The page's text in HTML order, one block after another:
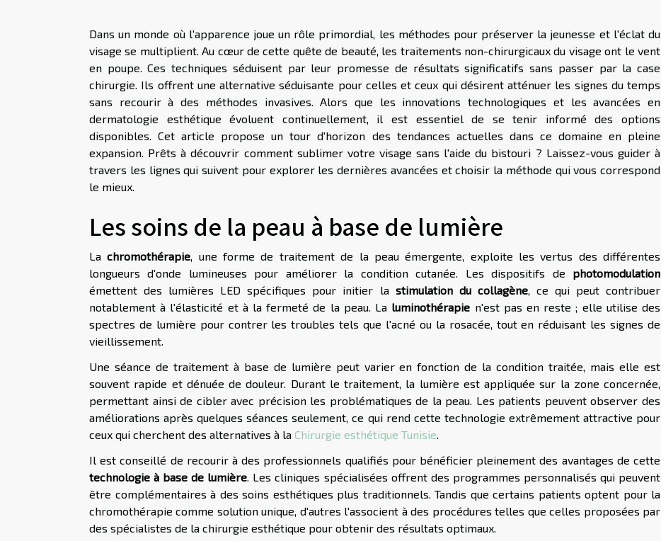
Dans un monde où l'apparence joue un rôle primordial, les méthodes pour préserver la jeunesse et l'éclat du
visage se multiplient. Au cœur de cette quête de beauté, les traitements non-chirurgicaux du visage ont le vent
en poupe. Ces techniques séduisent par leur promesse de résultats significatifs sans passer par la case
chirurgie. Ils offrent une alternative séduisante pour celles et ceux qui désirent atténuer les signes du temps
sans recourir à des méthodes invasives. Alors que les innovations technologiques et les avancées en
dermatologie esthétique évoluent continuellement, il est essentiel de se tenir informé des options
disponibles. Cet article propose un tour d'horizon des tendances actuelles dans ce domaine en pleine
expansion. Prêts à découvrir comment sublimer votre visage sans l'aide du bistouri ? Laissez-vous guider à
travers les lignes qui suivent pour explorer les dernières avancées et choisir la méthode qui vous correspond
le mieux.
Les soins de la peau à base de lumière
Lachromothérapie , une forme de traitement de la peau émergente, exploite les vertus des différentes
longueurs d'onde lumineuses pour améliorer la condition cutanée. Les dispositifs de photomodulation
émettent des lumières LED spécifiques pour initier la stimulation du collagène, ce qui peut contribuer
notablement à l'élasticité et à la fermeté de la peau. La luminothérapie n'est pas en reste ; elle utilise des
spectres de lumière pour contrer les troubles tels que l'acné ou la rosacée, tout en réduisant les signes de
vieillissement.
Une séance de traitement à base de lumière peut varier en fonction de la condition traitée, mais elle est
souvent rapide et dénuée de douleur. Durant le traitement, la lumière est appliquée sur la zone concernée,
permettant ainsi de cibler avec précision les problématiques de la peau. Les patients peuvent observer des
améliorations après quelques séances seulement, ce qui rend cette technologie extrêmement attractive pour
ceux qui cherchent des alternatives à la Chirurgie esthétique Tunisie
Il est conseillé de recourir à des professionnels qualifiés pour bénéficier pleinement des avantages de cette
technologie à base de lumière . Les cliniques spécialisées offrent des programmes personnalisés qui peuvent
être complémentaires à des soins esthétiques plus traditionnels. Tandis que certains patients optent pour la
chromothérapie comme solution unique, d'autres l'associent à des procédures telles que celles proposées par
des spécialistes de la chirurgie esthétique pour obtenir des résultats optimaux.